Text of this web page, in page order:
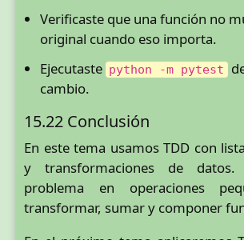
Verificaste que una función no
original cuando eso importa.
Ejecutaste python -m pytest
cambio.
15.22 Conclusión
En este tema usamos TDD con
y transformaciones de
problema en operaciones
transformar, sumar y componer